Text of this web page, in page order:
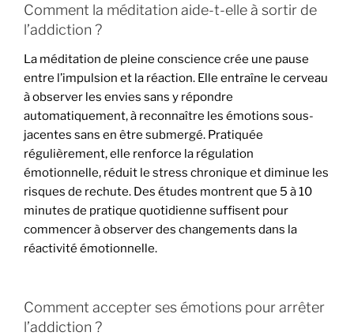
Comment la méditation aide-t-elle à sortir de
l’addiction ?
La méditation de pleine conscience crée une pause
entre l’impulsion et la réaction. Elle entraîne le cerveau
à observer les envies sans y répondre
automatiquement, à reconnaître les émotions sous-
jacentes sans en être submergé. Pratiquée
régulièrement, elle renforce la régulation
émotionnelle, réduit le stress chronique et diminue les
risques de rechute. Des études montrent que 5 à 10
minutes de pratique quotidienne suffisent pour
commencer à observer des changements dans la
réactivité émotionnelle.
Comment accepter ses émotions pour arrêter
l’addiction ?